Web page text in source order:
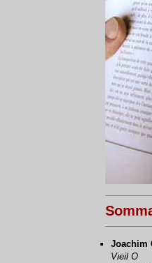
Joachim
Vieil O